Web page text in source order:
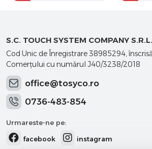
S.C. TOUCH SYSTEM COMPANY S.R.L.
Cod Unic de Înregistrare 38985294,
Comerţului cu numărul J40/3238/2018
office@tosyco.ro
0736-483-854
Urmareste-ne pe:
facebook
instagram